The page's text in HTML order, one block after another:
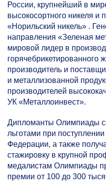
России, крупнейший в
высокосортного никеля
«Норильский никель» .
направления «Зеленая
мировой лидер в
горячебрикетированного
производитель и
и металлизованной
производителей
УК «Металлоинвест».
Дипломанты Олимпиады
льготами при
Федерации, а также
стажировку в крупной
медалистам Олимпиады
премии от 100 до 300